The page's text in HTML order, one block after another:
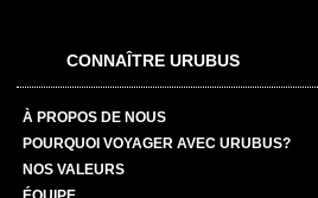
CONNAÎTRE URUBUS
À PROPOS DE NOUS
POURQUOI VOYAGER AVEC URUBUS?
NOS VALEURS